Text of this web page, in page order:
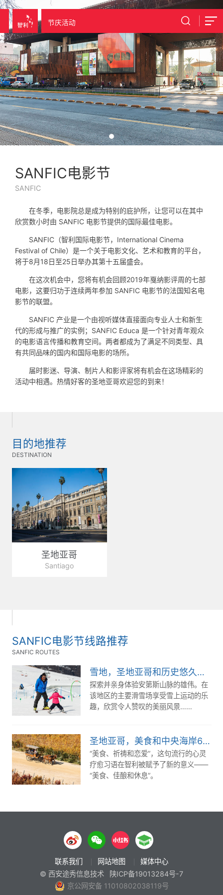
节庆活动
SANFIC电影节
SANFIC
在冬季，电影院总是成为特别的庇护所，让您可以在其中
欣赏数小时由 SANFIC 电影节提供的国际最佳电影。
SANFIC（智利国际电影节，International Cinema
Festival of Chile）是一个关于电影文化、艺术和教育的平台，
将于8月18日至25日举办其第十五届盛会。
在这次机会中，您将有机会回顾2019年戛纳影评周的七部
电影，这要归功于连续两年参加 SANFIC 电影节的法国知名电
影节的联盟。
SANFIC 产业是一个由视听媒体直接面向专业人士和新生
代的形成与推广的实例；SANFIC Educa 是一个针对青年观众
的电影语言传播和教育空间。两者都成为了满足不同类型、具
有共同品味的国内和国际电影的场所。
届时影迷、导演、制片人和影评家将有机会在这场精彩的
活动中相遇。热情好客的圣地亚哥欢迎您的到来！
目的地推荐
DESTINATION
圣地亚哥
Santiago
SANFIC电影节线路推荐
SANFIC ROUTES
雪地，圣地亚哥和历史悠久的瓦尔帕莱索3日游
探索并亲身体验安第斯山脉的雄伟。在
该地区的主要滑雪场享受雪上运动的乐
趣，欣赏令人赞叹的美丽风景……
圣地亚哥，美食和中央海岸6日游
“美食、祈祷和恋爱”，这句流行的心灵
疗愈习语在智利被赋予了新的意义——
“美食、佳酿和休息”。
联系我们 网站地图
媒体中心
© 西安途秀信息技术
陕ICP备19013284号-7
京公网安备 11010802038119号